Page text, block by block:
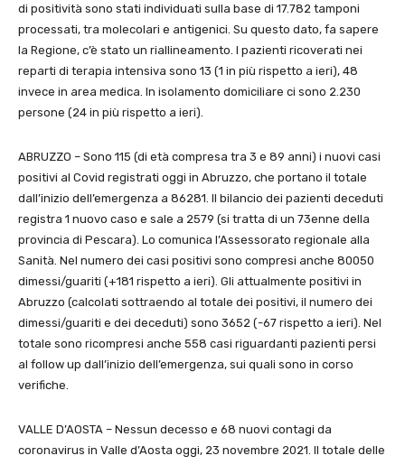
di positività sono stati individuati sulla base di 17.782 tamponi
processati, tra molecolari e antigenici. Su questo dato, fa sapere
la Regione, c’è stato un riallineamento. I pazienti ricoverati nei
reparti di terapia intensiva sono 13 (1 in più rispetto a ieri), 48
invece in area medica. In isolamento domiciliare ci sono 2.230
persone (24 in più rispetto a ieri).
ABRUZZO – Sono 115 (di età compresa tra 3 e 89 anni) i nuovi casi
positivi al Covid registrati oggi in Abruzzo, che portano il totale
dall’inizio dell’emergenza a 86281. Il bilancio dei pazienti deceduti
registra 1 nuovo caso e sale a 2579 (si tratta di un 73enne della
provincia di Pescara). Lo comunica l’Assessorato regionale alla
Sanità. Nel numero dei casi positivi sono compresi anche 80050
dimessi/guariti (+181 rispetto a ieri). Gli attualmente positivi in
Abruzzo (calcolati sottraendo al totale dei positivi, il numero dei
dimessi/guariti e dei deceduti) sono 3652 (-67 rispetto a ieri). Nel
totale sono ricompresi anche 558 casi riguardanti pazienti persi
al follow up dall’inizio dell’emergenza, sui quali sono in corso
verifiche.
VALLE D’AOSTA – Nessun decesso e 68 nuovi contagi da
coronavirus in Valle d’Aosta oggi, 23 novembre 2021. Il totale delle